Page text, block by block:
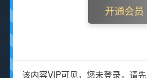
开通会员
该内容VIP可见，您未登录，请先